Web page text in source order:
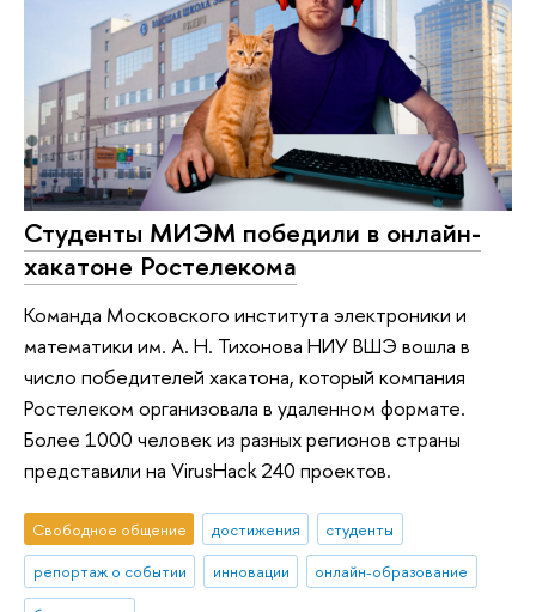
Студенты МИЭМ победили в онлайн-
хакатоне Ростелекома
Команда Московского института электроники и
математики им. А. Н. Тихонова НИУ ВШЭ вошла в
число победителей хакатона, который компания
Ростелеком организовала в удаленном формате.
Более 1000 человек из разных регионов страны
представили на VirusHack 240 проектов.
Свободное общение достижения
студенты
репортаж о событии
инновации
онлайн-образование